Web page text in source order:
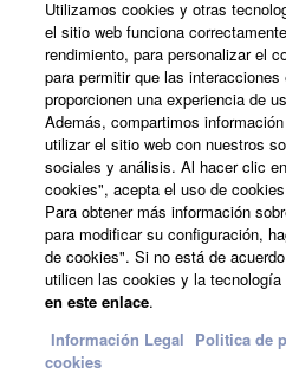
Acerca de Yamaha
España - Spanish
Empresa
Utilizamos cookies y otras
el sitio web funciona
rendimiento, para personalizar el
para permitir que las
proporcionen una experiencia de
Además, compartimos
utilizar el sitio web con nuestros
sociales y análisis. Al hacer clic
cookies", acepta el uso de
Para obtener más información
para modificar su configuración,
de cookies". Si no está de
utilicen las cookies y la
en este enlace.
Información Legal Politica de
cookies